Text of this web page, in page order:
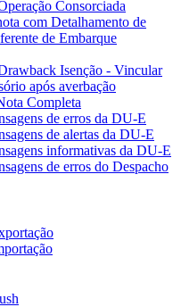
Consorciada
com Detalhamento de
de Embarque
Isenção - Vincular
após averbação
Completa
de erros da DU-E
de alertas da DU-E
informativas da DU-E
de erros do Despacho